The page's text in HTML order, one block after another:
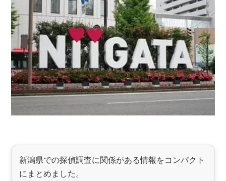
新潟県での探偵調査に関係がある情報をコンパクト
にまとめました。